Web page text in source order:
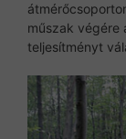
műszak végére
teljesítményt